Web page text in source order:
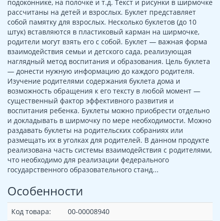
подоконнике, на полочке и т.д. Текст и рисунки в ширмочке
рассчитаны на детей и взрослых. Буклет представляет
собой памятку для взрослых. Несколько буклетов (до 10
штук) вставляются в пластиковый карман на ширмочке,
родители могут взять его с собой. Буклет — важная форма
взаимодействия семьи и детского сада, реализующая
наглядный метод воспитания и образования. Цель буклета
— донести нужную информацию до каждого родителя.
Изучение родителями содержания буклета дома и
возможность обращения к его тексту в любой момент —
существенный фактор эффективного развития и
воспитания ребенка. Буклеты можно приобрести отдельно
и докладывать в ширмочку по мере необходимости. Можно
раздавать буклеты на родительских собраниях или
размещать их в уголках для родителей. В данном продукте
реализована часть системы взаимодействия с родителями,
что необходимо для реализации федерального
государственного образовательного станд...
Особенности
Код товара:
00-00008940